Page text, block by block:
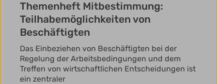
Themenheft Mitbestimmung:
Teilhabemöglichkeiten von
Beschäftigten
Das Einbeziehen von Beschäftigten bei der
Regelung der Arbeitsbedingungen und dem
Treffen von wirtschaftlichen Entscheidungen ist
ein zentraler